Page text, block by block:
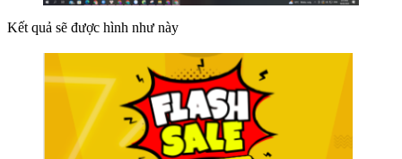
Kết quả sẽ được hình như này